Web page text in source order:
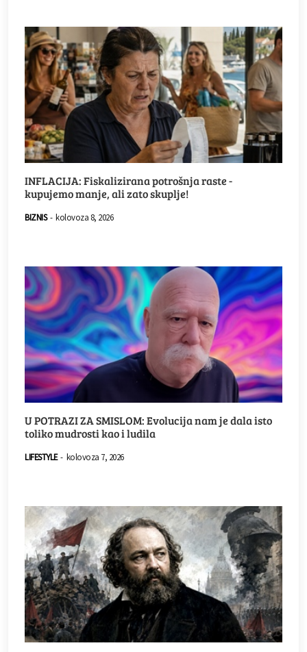
INFLACIJA: Fiskalizirana potrošnja raste -
kupujemo manje, ali zato skuplje!
BIZNIS - kolovoza 8, 2026
U POTRAZI ZA SMISLOM: Evolucija nam je dala isto
toliko mudrosti kao i ludila
LIFESTYLE - kolovoza 7, 2026